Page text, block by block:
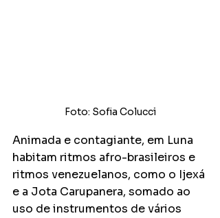
Foto: Sofia Colucci
Animada e contagiante, em Luna
habitam ritmos afro-brasileiros e
ritmos venezuelanos, como o Ijexá
e a Jota Carupanera, somado ao
uso de instrumentos de vários